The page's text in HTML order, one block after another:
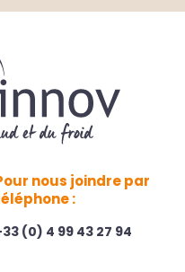
nous joindre par
:
(0) 4 99 43 27 94